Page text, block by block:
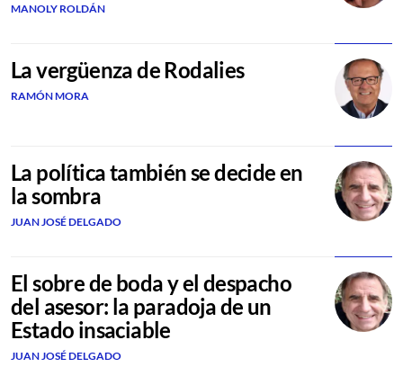
MANOLY ROLDÁN
La vergüenza de Rodalies
RAMÓN MORA
La política también se decide en
la sombra
JUAN JOSÉ DELGADO
El sobre de boda y el despacho
del asesor: la paradoja de un
Estado insaciable
JUAN JOSÉ DELGADO